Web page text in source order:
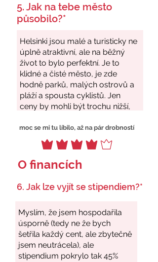
5. Jak na tebe město
působilo?*
moc se mi tu líbilo, až na pár drobností
O financích
6. Jak lze vyjít se stipendiem?*